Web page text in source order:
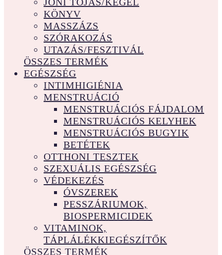
KÖNYV
MASSZÁZS
SZÓRAKOZÁS
UTAZÁS/FESZTIVÁL
ÖSSZES TERMÉK
EGÉSZSÉG
INTIMHIGIÉNIA
MENSTRUÁCIÓ
MENSTRUÁCIÓS FÁJDALOM
MENSTRUÁCIÓS KELYHEK
MENSTRUÁCIÓS BUGYIK
BETÉTEK
OTTHONI TESZTEK
SZEXUÁLIS EGÉSZSÉG
VÉDEKEZÉS
ÓVSZEREK
PESSZÁRIUMOK,
BIOSPERMICIDEK
VITAMINOK,
TÁPLÁLÉKKIEGÉSZÍTŐK
ÖSSZES TERMÉK